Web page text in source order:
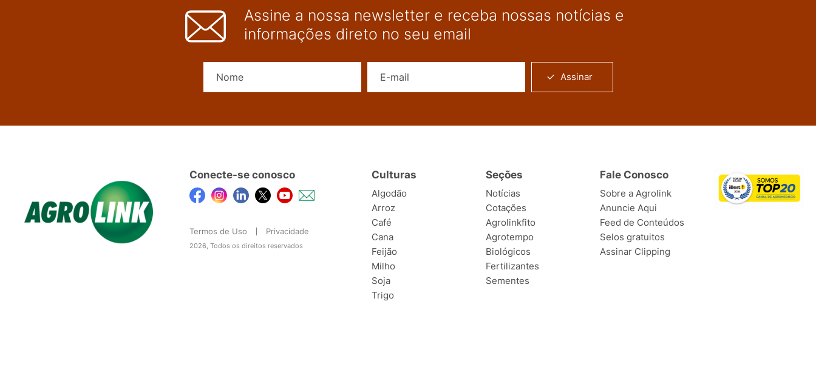
Assine a nossa newsletter e receba nossas notícias e
informações direto no seu email
Assinar
Conecte-se conosco
Termos de Uso Privacidade
2026, Todos os direitos reservados
Culturas
Algodão
Arroz
Café
Cana
Feijão
Milho
Soja
Trigo
Seções
Notícias
Cotações
Agrolinkfito
Agrotempo
Biológicos
Fertilizantes
Sementes
Fale Conosco
Sobre a Agrolink
Anuncie Aqui
Feed de Conteúdos
Selos gratuitos
Assinar Clipping